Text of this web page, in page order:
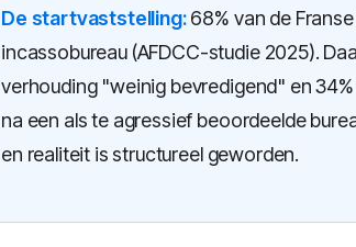
De startvaststelling:68% van de
incassobureau (AFDCC-studie 2025).
verhouding "weinig bevredigend" en
na een als te agressief beoordeelde
en realiteit is structureel geworden.